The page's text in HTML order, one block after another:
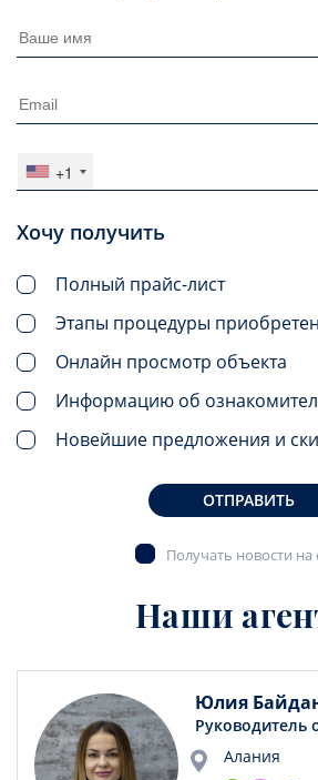
+1
Хочу получить
Полный прайс-лист
Этапы процедуры
Онлайн просмотр объекта
Информацию об
Новейшие предложения и
ОТПРАВИТЬ
Получать новости на
Наши
Юлия
Руководитель
Алания